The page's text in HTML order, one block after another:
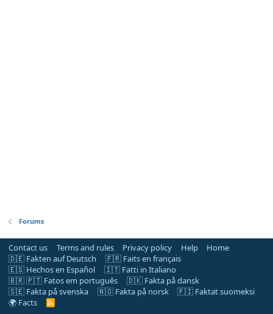
Forums
Contact us Terms and rules Privacy policy Help
Home
🇩🇪 Fakten auf Deutsch
🇫🇷 Faits en français
🇪🇸 Hechos en Español
🇮🇹 Fatti in Italiano
🇧🇷 🇵🇹 Fatos em português
🇩🇰 Fakta på dansk
🇸🇪 Fakta på svenska
🇳🇴 Fakta på norsk
🇫🇮 Faktat suomeksi
🌍 Facts
R